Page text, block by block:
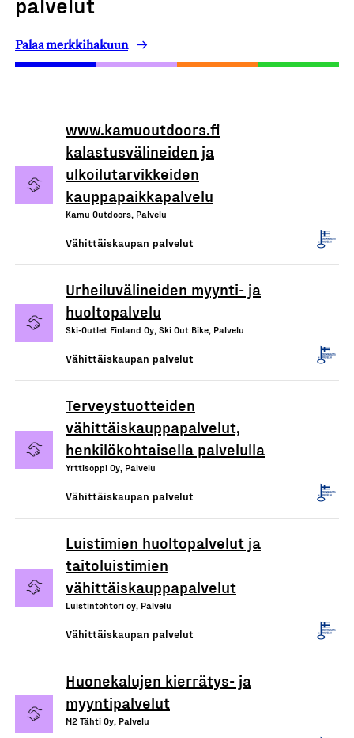
Palaa merkkihakuun
www.kamuoutdoors.fi
kalastusvälineiden ja
ulkoilutarvikkeiden
kauppapaikkapalvelu
Kamu Outdoors, Palvelu
Vähittäiskaupan palvelut
Urheiluvälineiden myynti- ja
huoltopalvelu
Ski-Outlet Finland Oy, Ski Out Bike, Palvelu
Vähittäiskaupan palvelut
Terveystuotteiden
vähittäiskauppapalvelut,
henkilökohtaisella palvelulla
Yrttisoppi Oy, Palvelu
Vähittäiskaupan palvelut
Luistimien huoltopalvelut ja
taitoluistimien
vähittäiskauppapalvelut
Luistintohtori oy, Palvelu
Vähittäiskaupan palvelut
Huonekalujen kierrätys- ja
myyntipalvelut
M2 Tähti Oy, Palvelu